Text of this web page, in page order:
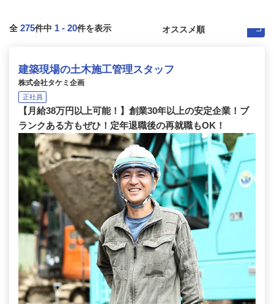
全 275件中 1 - 20件を表示
建築現場の土木施工管理スタッフ
株式会社タケミ企画
正社員
【月給38万円以上可能！】創業30年以上の安定企業！ブ
ランクある方もぜひ！定年退職後の再就職もOK！